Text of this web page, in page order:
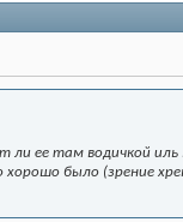
ее там водичкой
было (зрение